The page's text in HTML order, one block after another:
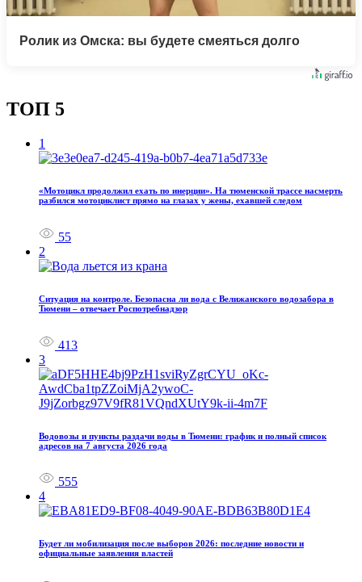
Ролик из Омска: вы будете смеяться долго
ТОП 5
1
«Мотоцикл продолжил ехать по инерции». На тюменской трассе насмерть
разбился мотоциклист прямо на глазах у жены, ехавшей следом
55
2
Ситуация на контроле. Безопасна ли вода с Велижанского водозабора в
Тюмени – отвечает Роспотребнадзор
413
3
Водовозы и пункты раздачи воды в Тюмени: график и полный список
адресов на 7 августа 2026 года
555
4
Будет ли мобилизация после выборов 2026: последние новости и
официальные заявления властей